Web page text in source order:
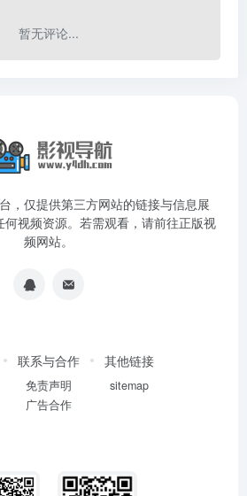
暂无评论...
，仅提供第三方网站的链接与信息展
视频资源。若需观看，请前往正版视
频网站。
联系与合作
免责声明
广告合作
其他链接
sitemap